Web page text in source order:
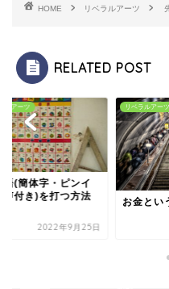
HOME リベラルアーツ
RELATED POST
ルアーツ
語(簡体字・ピンイ
声付き)を打つ方法
2022年9月25日
リベラルアーツ
お金とい